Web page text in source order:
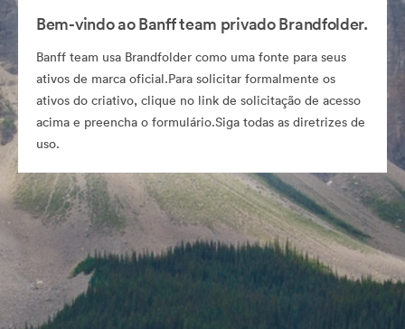
Bem-vindo ao Banff team privado Brandfolder.
Banff team usa Brandfolder como uma fonte para seus
ativos de marca oficial.Para solicitar formalmente os
ativos do criativo, clique no link de solicitação de acesso
acima e preencha o formulário.Siga todas as diretrizes de
uso.